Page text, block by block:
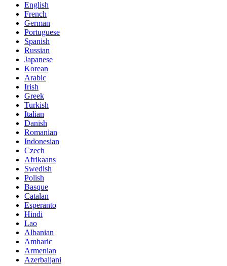
English
French
German
Portuguese
Spanish
Russian
Japanese
Korean
Arabic
Irish
Greek
Turkish
Italian
Danish
Romanian
Indonesian
Czech
Afrikaans
Swedish
Polish
Basque
Catalan
Esperanto
Hindi
Lao
Albanian
Amharic
Armenian
Azerbaijani